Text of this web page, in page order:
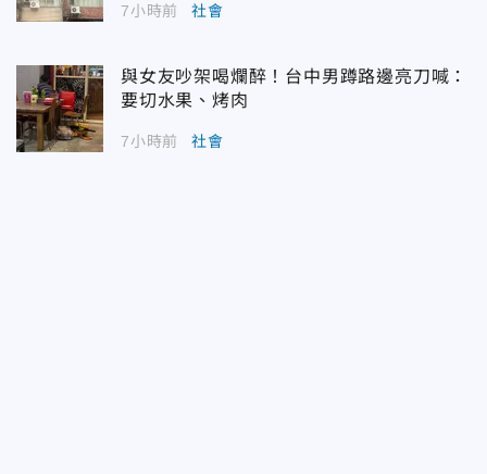
7小時前 社會
與女友吵架喝爛醉！台中男蹲路邊亮刀喊：
要切水果、烤肉
7小時前 社會